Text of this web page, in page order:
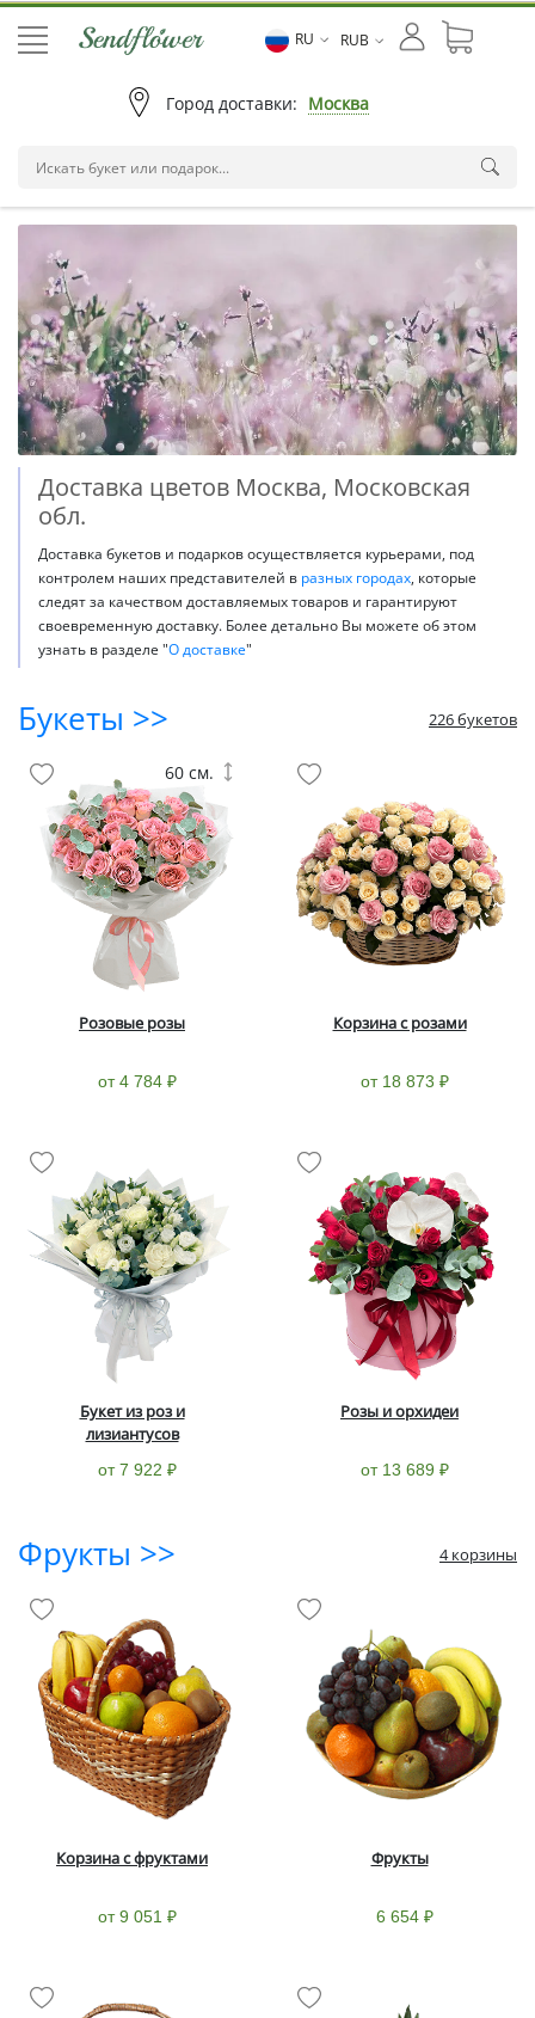
RU RUB
Город доставки: Москва
Доставка цветов Москва, Московская
обл.
Доставка букетов и подарков осуществляется курьерами, под
контролем наших представителей в разных городах, которые
следят за качеством доставляемых товаров и гарантируют
своевременную доставку. Более детально Вы можете об этом
узнать в разделе "О доставке"
Букеты >> 226 букетов
Розовые розы
от 4 784 ₽
60 см.
Корзина с розами
от 18 873 ₽
Букет из роз и
лизиантусов
от 7 922 ₽
Розы и орхидеи
от 13 689 ₽
Фрукты >> 4 корзины
Корзина с фруктами
от 9 051 ₽
Фрукты
6 654 ₽